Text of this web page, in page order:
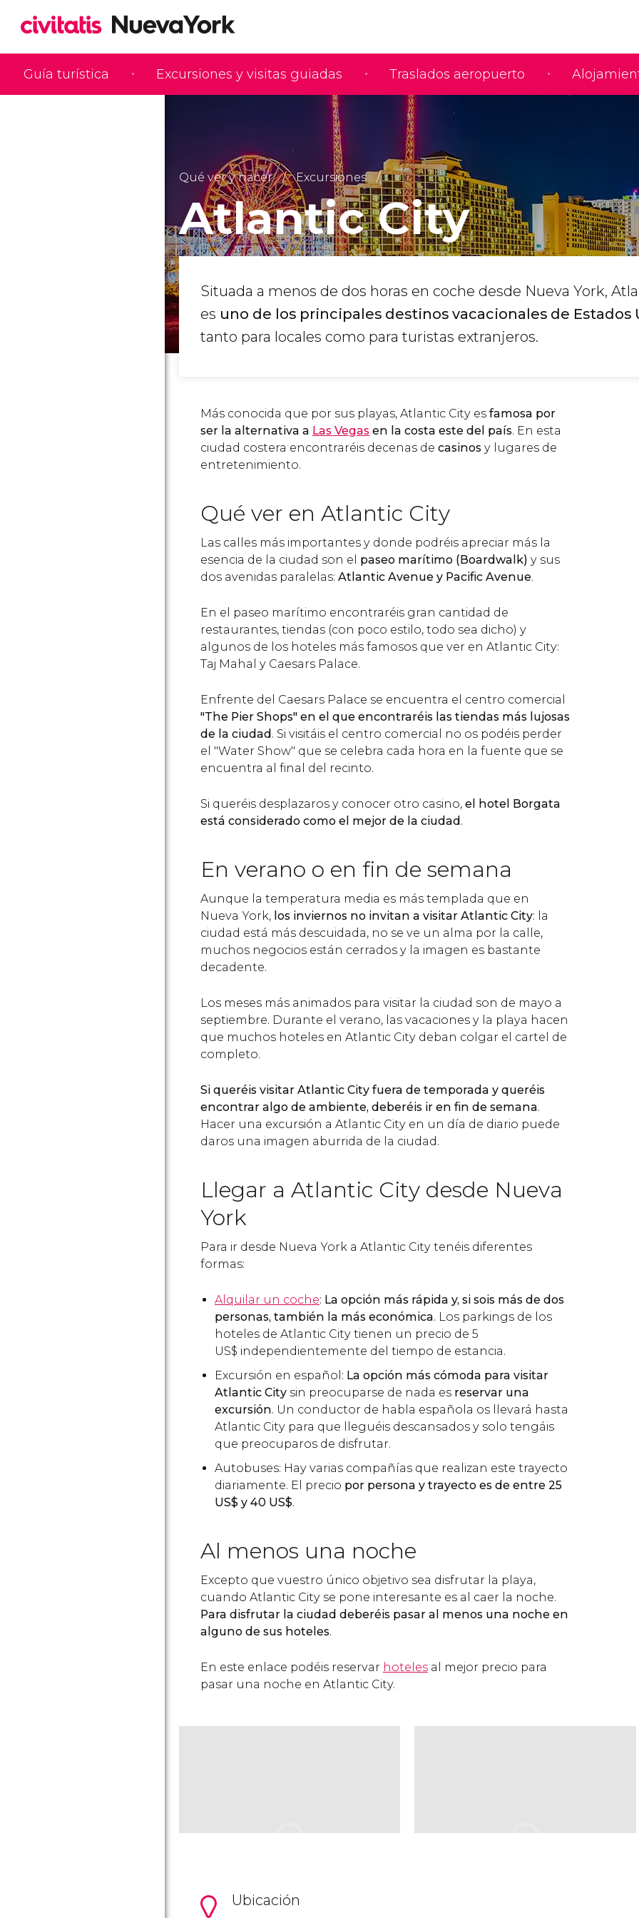
Guía turística Excursiones y visitas guiadas Traslados aeropuerto
Qué ver y hacer Excursiones
Atlantic City
Situada a menos de dos horas en coche desde Nueva York,
es uno de los principales destinos vacacionales de Estados
tanto para locales como para turistas extranjeros.
Más conocida que por sus playas, Atlantic City es famosa por
ser la alternativa a Las Vegas en la costa este del país. En esta
ciudad costera encontraréis decenas de casinos y lugares de
entretenimiento.
Qué ver en Atlantic City
Las calles más importantes y donde podréis apreciar más la
esencia de la ciudad son el paseo marítimo (Boardwalk) y sus
dos avenidas paralelas: Atlantic Avenue y Pacific Avenue.
En el paseo marítimo encontraréis gran cantidad de
restaurantes, tiendas (con poco estilo, todo sea dicho) y
algunos de los hoteles más famosos que ver en Atlantic City:
Taj Mahal y Caesars Palace.
Enfrente del Caesars Palace se encuentra el centro comercial
"The Pier Shops" en el que encontraréis las tiendas más lujosas
de la ciudad. Si visitáis el centro comercial no os podéis perder
el "Water Show" que se celebra cada hora en la fuente que se
encuentra al final del recinto.
Si queréis desplazaros y conocer otro casino, el hotel Borgata
está considerado como el mejor de la ciudad.
En verano o en fin de semana
Aunque la temperatura media es más templada que en
Nueva York, los inviernos no invitan a visitar Atlantic City: la
ciudad está más descuidada, no se ve un alma por la calle,
muchos negocios están cerrados y la imagen es bastante
decadente.
Los meses más animados para visitar la ciudad son de mayo a
septiembre. Durante el verano, las vacaciones y la playa hacen
que muchos hoteles en Atlantic City deban colgar el cartel de
completo.
Si queréis visitar Atlantic City fuera de temporada y queréis
encontrar algo de ambiente, deberéis ir en fin de semana.
Hacer una excursión a Atlantic City en un día de diario puede
daros una imagen aburrida de la ciudad.
Llegar a Atlantic City desde Nueva
York
Para ir desde Nueva York a Atlantic City tenéis diferentes
formas:
Alquilar un coche: La opción más rápida y, si sois más de dos
personas, también la más económica. Los parkings de los
hoteles de Atlantic City tienen un precio de 5
US$ independientemente del tiempo de estancia.
Excursión en español: La opción más cómoda para visitar
Atlantic City sin preocuparse de nada es reservar una
excursión. Un conductor de habla española os llevará hasta
Atlantic City para que lleguéis descansados y solo tengáis
que preocuparos de disfrutar.
Autobuses: Hay varias compañías que realizan este trayecto
diariamente. El precio por persona y trayecto es de entre 25
US$ y 40 US$.
Al menos una noche
Excepto que vuestro único objetivo sea disfrutar la playa,
cuando Atlantic City se pone interesante es al caer la noche.
Para disfrutar la ciudad deberéis pasar al menos una noche en
alguno de sus hoteles.
En este enlace podéis reservar hoteles al mejor precio para
pasar una noche en Atlantic City.
Ubicación